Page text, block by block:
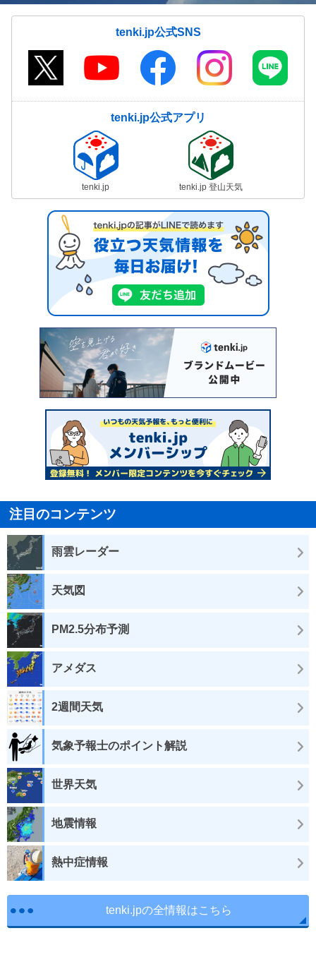
tenki.jp公式SNS
tenki.jp公式アプリ
tenki.jp tenki.jp 登山天気
注目のコンテンツ
雨雲レーダー
天気図
PM2.5分布予測
アメダス
2週間天気
気象予報士のポイント解説
世界天気
地震情報
熱中症情報
tenki.jpの全情報はこちら